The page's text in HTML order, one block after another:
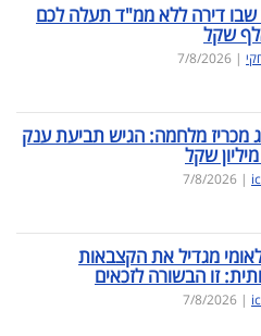
שבו דירה ללא ממ"ד תעלה לכם
|
7/8/2026
מכריז מלחמה: הגיש תביעת ענק
|
7/8/2026
מגדיל את הקצבאות
זו הבשורה לזכאים
|
7/8/2026